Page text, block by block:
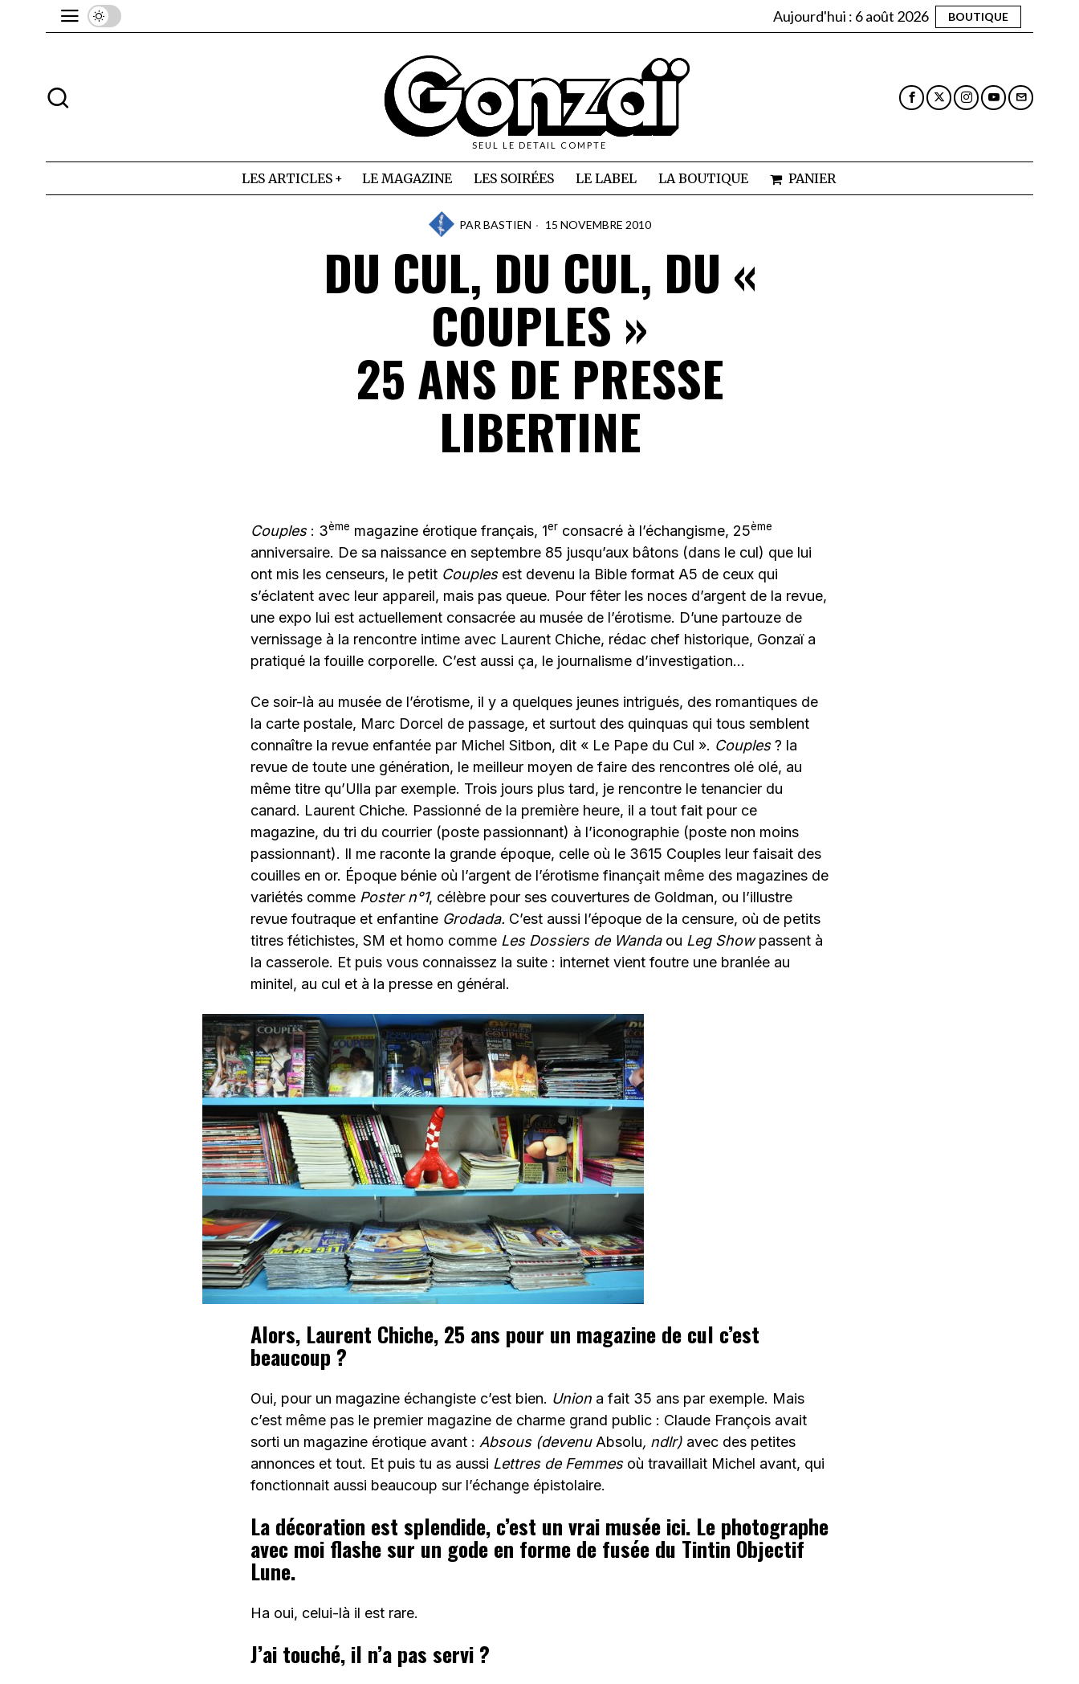
Aujourd'hui : 6 août 2026 BOUTIQUE
SEUL LE DETAIL COMPTE
LES ARTICLES LE MAGAZINE LES SOIRÉES LE LABEL LA BOUTIQUE PANIER
PAR BASTIEN 15 NOVEMBRE 2010
DU CUL, DU CUL, DU «
COUPLES »
25 ANS DE PRESSE
LIBERTINE
Couples : 3ème magazine érotique français, 1er consacré à l’échangisme, 25ème
anniversaire. De sa naissance en septembre 85 jusqu’aux bâtons (dans le cul) que lui
ont mis les censeurs, le petit Couplesest devenu la Bible format A5 de ceux qui
s’éclatent avec leur appareil, mais pas queue. Pour fêter les noces d’argent de la revue,
une expo lui est actuellement consacrée au musée de l’érotisme. D’une partouze de
vernissage à la rencontre intime avec Laurent Chiche, rédac chef historique, Gonzaï a
pratiqué la fouille corporelle. C’est aussi ça, le journalisme d’investigation…
Ce soir-là au musée de l’érotisme, il y a quelques jeunes intrigués, des romantiques de
la carte postale, Marc Dorcel de passage, et surtout des quinquas qui tous semblent
connaître la revue enfantée par Michel Sitbon, dit « Le Pape du Cul ». Couples? la
revue de toute une génération, le meilleur moyen de faire des rencontres olé olé, au
même titre qu’Ulla par exemple. Trois jours plus tard, je rencontre le tenancier du
canard. Laurent Chiche. Passionné de la première heure, il a tout fait pour ce
magazine, du tri du courrier (poste passionnant) à l’iconographie (poste non moins
passionnant). Il me raconte la grande époque, celle où le 3615 Couples leur faisait des
couilles en or. Époque bénie où l’argent de l’érotisme finançait même des magazines de
variétés comme Poster n°1, célèbre pour ses couvertures de Goldman, ou l’illustre
revue foutraque et enfantine Grodada. C’est aussi l’époque de la censure, où de petits
titres fétichistes, SM et homo comme Les Dossiers de Wandaou Leg Showpassent à
la casserole. Et puis vous connaissez la suite : internet vient foutre une branlée au
minitel, au cul et à la presse en général.
Alors, Laurent Chiche, 25 ans pour un magazine de cul c’est
beaucoup ?
Oui, pour un magazine échangiste c’est bien. Union a fait 35 ans par exemple. Mais
c’est même pas le premier magazine de charme grand public : Claude François avait
sorti un magazine érotique avant : Absous (devenu Absolu, ndlr) avec des petites
annonces et tout. Et puis tu as aussi Lettres de Femmesoù travaillait Michel avant, qui
fonctionnait aussi beaucoup sur l’échange épistolaire.
La décoration est splendide, c’est un vrai musée ici. Le photographe
avec moi flashe sur un gode en forme de fusée du Tintin Objectif
Lune.
Ha oui, celui-là il est rare.
J’ai touché, il n’a pas servi ?